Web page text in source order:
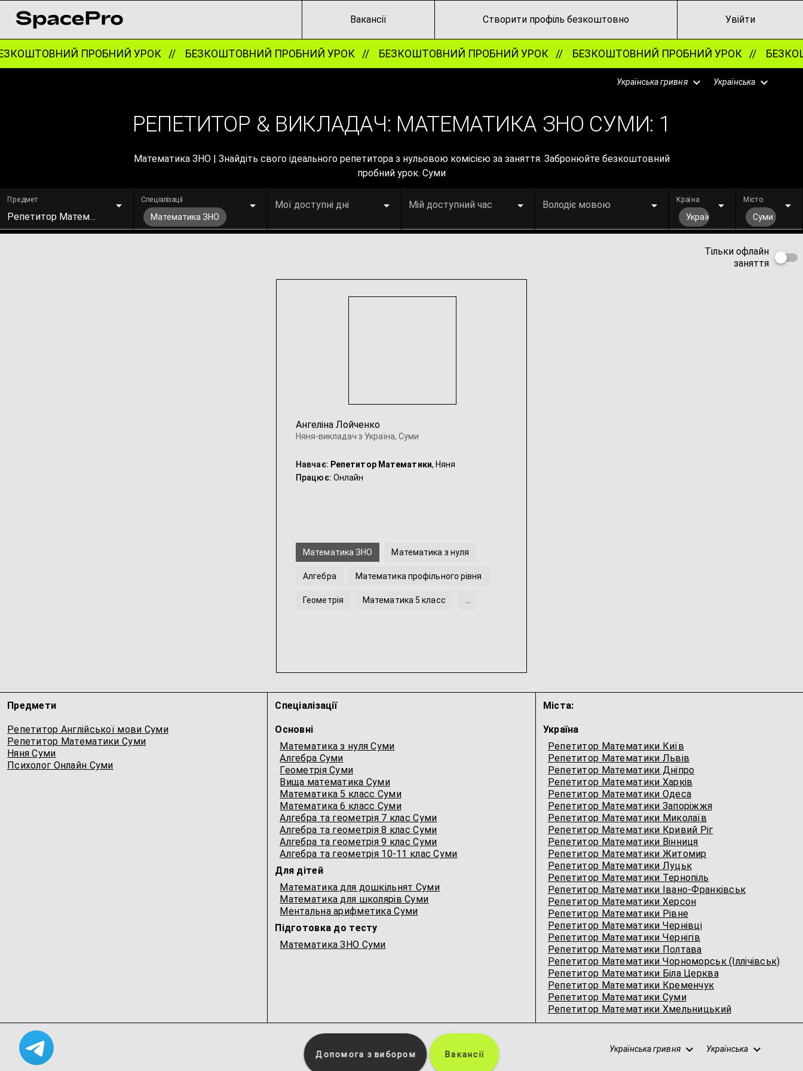
Вакансії Створити профіль безкоштовно Увійти
ПРОБНИЙ УРОК //БЕЗКОШТОВНИЙ ПРОБНИЙ УРОК //БЕЗКОШТОВНИЙ ПРОБНИЙ УРОК //БЕЗКОШТОВНИЙ ПРОБНИЙ УРОК //
Українська гривня Українська
РЕПЕТИТОР & ВИКЛАДАЧ: МАТЕМАТИКА ЗНО СУМИ: 1
Математика ЗНО | Знайдіть свого ідеального репетитора з нульовою комісією за заняття. Забронюйте безкоштовний
пробний урок. Суми
Предмет
Репетитор Математики
Спеціалізації
Математика ЗНО
Мої доступні дні Мій доступний час Володіє мовою Країна
Україна
Місто
Суми
Тільки офлайн
заняття
Ангеліна Лойченко
Няня-викладач з Україна, Суми
Навчає: Репетитор Математики, Няня
Працює: Онлайн
Математика ЗНО Математика з нуля
Алгебра Математика профільного рівня
Геометрія Математика 5 класс
Предмети
Репетитор Англійської мови Суми
Репетитор Математики Суми
Няня Суми
Психолог Онлайн Суми
Спеціалізації
Основні
Математика з нуля Суми
Алгебра Суми
Геометрія Суми
Вища математика Суми
Математика 5 класс Суми
Математика 6 класс Суми
Алгебра та геометрія 7 клас Суми
Алгебра та геометрія 8 клас Суми
Алгебра та геометрія 9 клас Суми
Алгебра та геометрія 10-11 клас Суми
Для дітей
Математика для дошкільнят Суми
Математика для школярів Суми
Ментальна арифметика Суми
Підготовка до тесту
Математика ЗНО Суми
Міста:
Україна
Репетитор Математики Київ
Репетитор Математики Львів
Репетитор Математики Дніпро
Репетитор Математики Харків
Репетитор Математики Одеса
Репетитор Математики Запоріжжя
Репетитор Математики Миколаїв
Репетитор Математики Кривий Ріг
Репетитор Математики Вінниця
Репетитор Математики Житомир
Репетитор Математики Луцьк
Репетитор Математики Тернопіль
Репетитор Математики Івано-Франківськ
Репетитор Математики Херсон
Репетитор Математики Рівне
Репетитор Математики Чернівці
Репетитор Математики Чернігів
Репетитор Математики Полтава
Репетитор Математики Чорноморськ (Іллічівськ)
Репетитор Математики Біла Церква
Репетитор Математики Кременчук
Репетитор Математики Суми
Репетитор Математики Хмельницький
Українська гривня Українська
Допомога з вибором Вакансії